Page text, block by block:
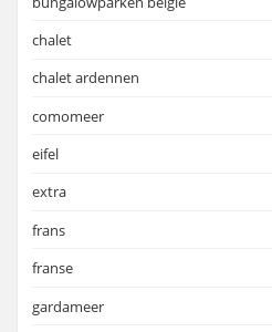
chalet
chalet ardennen
comomeer
eifel
extra
frans
franse
gardameer